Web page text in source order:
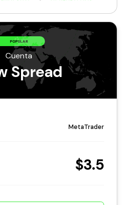
POPULAR
Cuenta
Spread
MetaTrader
$3.5